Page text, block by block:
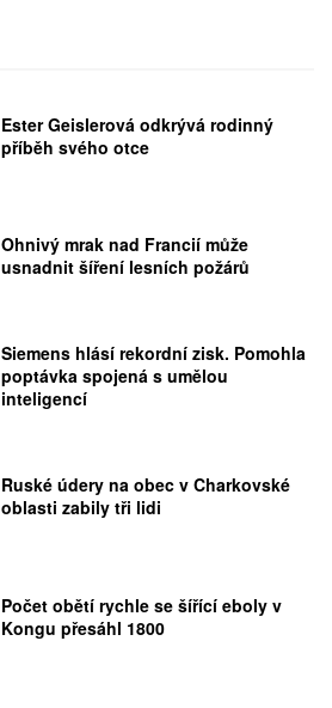
Ester Geislerová odkrývá rodinný
příběh svého otce
Ohnivý mrak nad Francií může
usnadnit šíření lesních požárů
Siemens hlásí rekordní zisk. Pomohla
poptávka spojená s umělou
inteligencí
Ruské údery na obec v Charkovské
oblasti zabily tři lidi
Počet obětí rychle se šířící eboly v
Kongu přesáhl 1800